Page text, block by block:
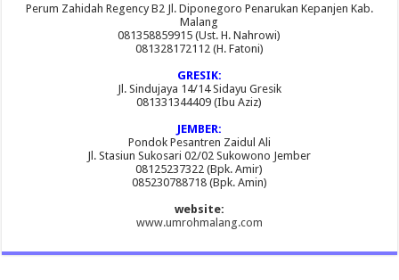
Perum Zahidah Regency B2 Jl. Diponegoro Penarukan Kepanjen Kab.
Malang
081358859915 (Ust. H. Nahrowi)
081328172112 (H. Fatoni)
GRESIK:
Jl. Sindujaya 14/14 Sidayu Gresik
081331344409 (Ibu Aziz)
JEMBER:
Pondok Pesantren Zaidul Ali
Jl. Stasiun Sukosari 02/02 Sukowono Jember
08125237322 (Bpk. Amir)
085230788718 (Bpk. Amin)
website:
www.umrohmalang.com